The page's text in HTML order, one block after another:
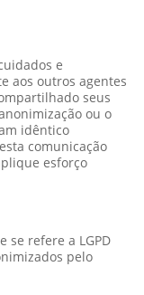
e
aos outros agentes
seus
ou o
idêntico
comunicação
esforço
se refere a LGPD
pelo